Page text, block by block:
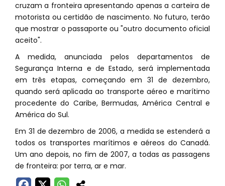
cruzam a fronteira apresentando apenas a carteira de
motorista ou certidão de nascimento. No futuro, terão
que mostrar o passaporte ou "outro documento oficial
aceito".
A medida, anunciada pelos departamentos de
Segurança Interna e de Estado, será implementada
em três etapas, começando em 31 de dezembro,
quando será aplicada ao transporte aéreo e marítimo
procedente do Caribe, Bermudas, América Central e
América do Sul.
Em 31 de dezembro de 2006, a medida se estenderá a
todos os transportes marítimos e aéreos do Canadá.
Um ano depois, no fim de 2007, a todas as passagens
de fronteira: por terra, ar e mar.